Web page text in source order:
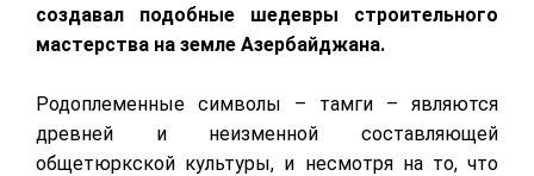
создавал подобные шедевры строительного
мастерства на земле Азербайджана.
Родоплеменные символы – тамги – являются
древней и неизменной составляющей
общетюркской культуры, и несмотря на то, что